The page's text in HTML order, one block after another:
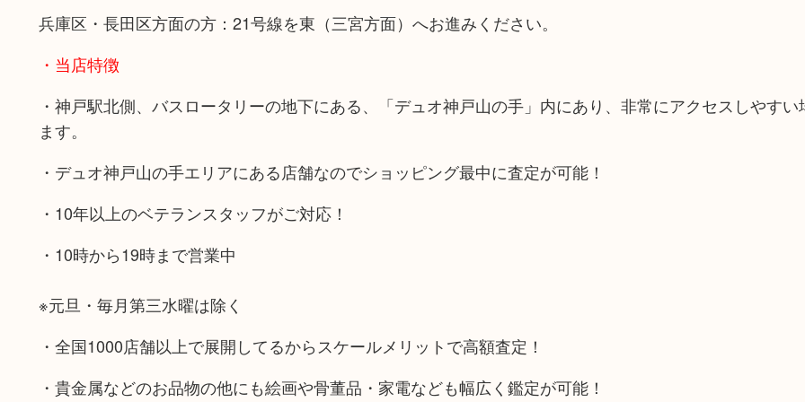
兵庫区・長田区方面の方：21号線を東（三宮方面）へお進みください。
・当店特徴
・神戸駅北側、バスロータリーの地下にある、「デュオ神戸山の手」内にあり、非常にアクセスしやすい
ます。
・デュオ神戸山の手エリアにある店舗なのでショッピング最中に査定が可能！
・10年以上のベテランスタッフがご対応！
・10時から19時まで営業中
※元旦・毎月第三水曜は除く
・全国1000店舗以上で展開してるからスケールメリットで高額査定！
・貴金属などのお品物の他にも絵画や骨董品・家電なども幅広く鑑定が可能！